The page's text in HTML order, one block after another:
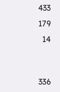
433
179
14
336